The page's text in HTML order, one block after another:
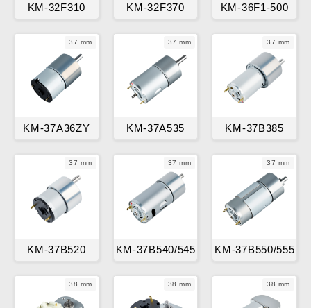
KM-32F310 KM-32F370 KM-36F1-500
37 mm
KM-37A36ZY
37 mm
KM-37A535
37 mm
KM-37B385
37 mm
KM-37B520
37 mm
KM-37B540/545
37 mm
KM-37B550/555
38 mm 38 mm 38 mm